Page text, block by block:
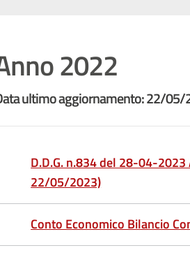
2022
ultimo aggiornamento: 22/05/
D.D.G. n.834 del 28-04-
22/05/2023)
Conto Economico Bilancio